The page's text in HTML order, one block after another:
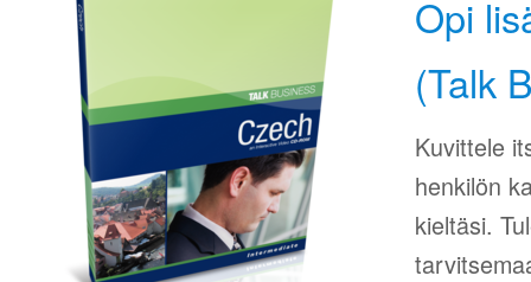
Opi
(Talk
Kuvittele
henkilön
kieltäsi.